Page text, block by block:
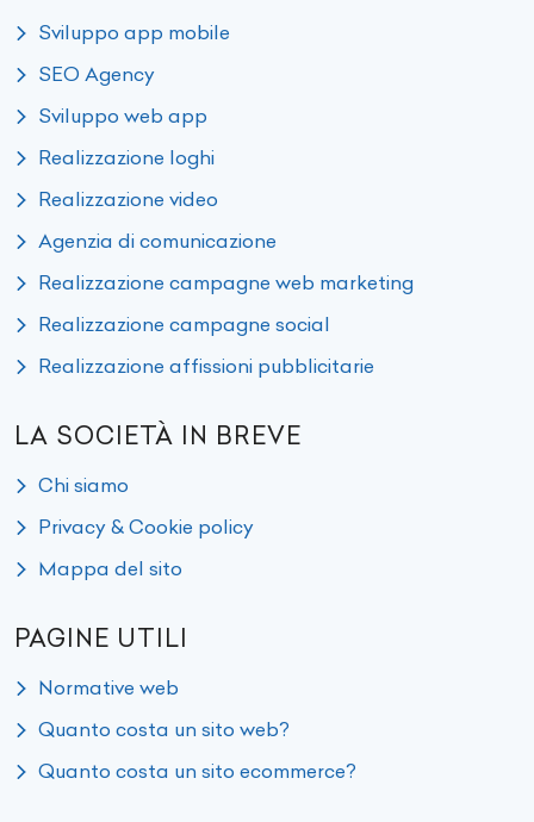
Sviluppo app mobile
SEO Agency
Sviluppo web app
Realizzazione loghi
Realizzazione video
Agenzia di comunicazione
Realizzazione campagne web marketing
Realizzazione campagne social
Realizzazione affissioni pubblicitarie
LA SOCIETÀ IN BREVE
Chi siamo
Privacy & Cookie policy
Mappa del sito
PAGINE UTILI
Normative web
Quanto costa un sito web?
Quanto costa un sito ecommerce?